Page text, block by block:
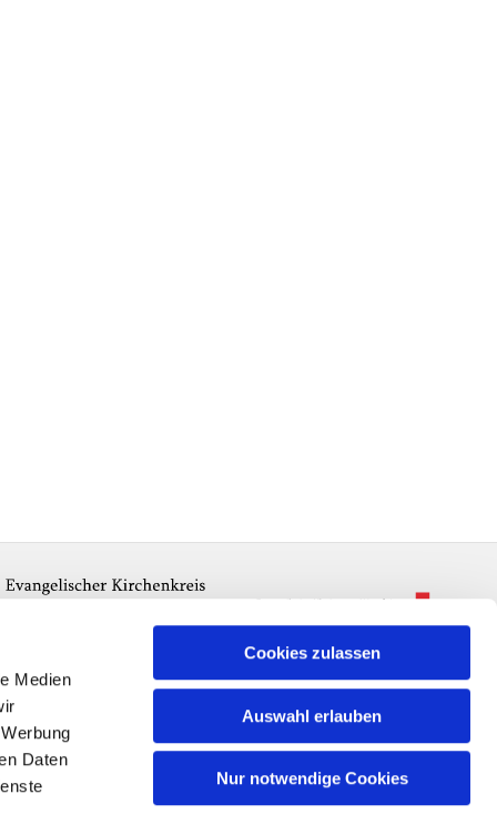
Medien
Daten
Cookies zulassen
Auswahl erlauben
Nur notwendige Cookies